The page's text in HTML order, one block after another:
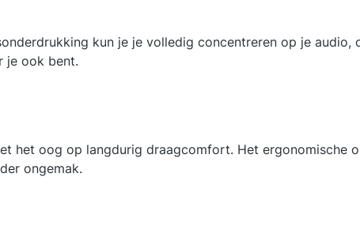
kun je je volledig concentreren op je
je ook bent.
het oog op langdurig draagcomfort. Het
ongemak.